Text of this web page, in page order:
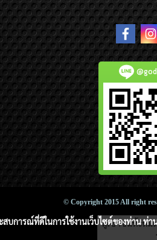
© Copyright 2015 All right
ผู้เข้าชมวันนี้
บการณ์ที่ดีในการใช้งานเว็บไซต์ของท่าน ท่า